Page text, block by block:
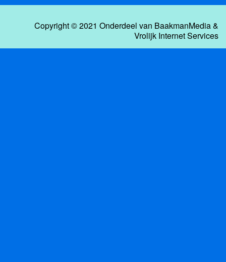
Copyright © 2021 Onderdeel van BaakmanMedia&
Vrolijk Internet Services